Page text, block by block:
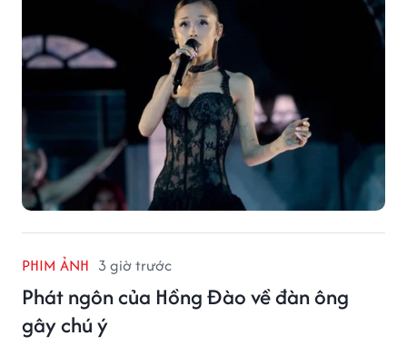
PHIM ẢNH 3 giờ trước
Phát ngôn của Hồng Đào về đàn ông
gây chú ý